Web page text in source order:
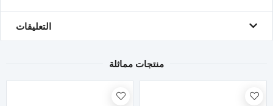
التعليقات
منتجات مماثلة